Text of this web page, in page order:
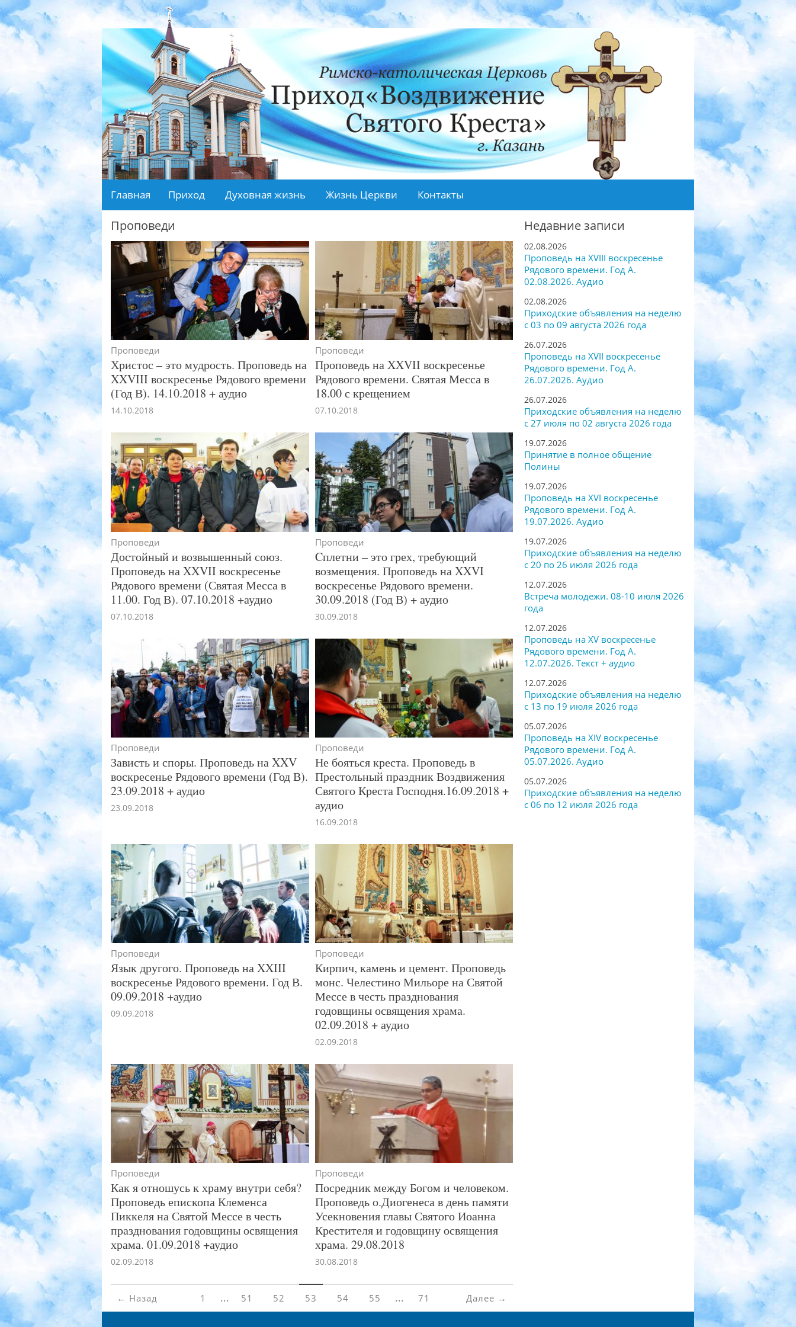
Главная Приход Духовная жизнь Жизнь Церкви Контакты
Проповеди
Проповеди
Христос – это мудрость. Проповедь на
XXVIII воскресенье Рядового времени
(Год В). 14.10.2018 + аудио
14.10.2018
Проповеди
Проповедь на XXVII воскресенье
Рядового времени. Святая Месса в
18.00 с крещением
07.10.2018
Проповеди
Достойный и возвышенный союз.
Проповедь на XXVII воскресенье
Рядового времени (Святая Месса в
11.00. Год В). 07.10.2018 +аудио
07.10.2018
Проповеди
Cплетни – это грех, требующий
возмещения. Проповедь на XXVI
воскресенье Рядового времени.
30.09.2018 (Год В) + аудио
30.09.2018
Проповеди
Зависть и споры. Проповедь на XXV
воскресенье Рядового времени (Год В).
23.09.2018 + аудио
23.09.2018
Проповеди
Не бояться креста. Проповедь в
Престольный праздник Воздвижения
Святого Креста Господня.16.09.2018 +
аудио
16.09.2018
Проповеди
Язык другого. Проповедь на XXIII
воскресенье Рядового времени. Год В.
09.09.2018 +аудио
09.09.2018
Проповеди
Кирпич, камень и цемент. Проповедь
монс. Челестино Мильоре на Святой
Мессе в честь празднования
годовщины освящения храма.
02.09.2018 + аудио
02.09.2018
Проповеди
Как я отношусь к храму внутри себя?
Проповедь епископа Клеменса
Пиккеля на Святой Мессе в честь
празднования годовщины освящения
храма. 01.09.2018 +аудио
02.09.2018
Проповеди
Посредник между Богом и человеком.
Проповедь о.Диогенеса в день памяти
Усекновения главы Святого Иоанна
Крестителя и годовщину освящения
храма. 29.08.2018
30.08.2018
← Назад 1 ... 51 52 53 54 55 ... 71 Далее →
Недавние записи
02.08.2026
Проповедь на XVIII воскресенье
Рядового времени. Год А.
02.08.2026. Аудио
02.08.2026
Приходские объявления на неделю
с 03 по 09 августа 2026 года
26.07.2026
Проповедь на XVII воскресенье
Рядового времени. Год А.
26.07.2026. Аудио
26.07.2026
Приходские объявления на неделю
с 27 июля по 02 августа 2026 года
19.07.2026
Принятие в полное общение
Полины
19.07.2026
Проповедь на XVI воскресенье
Рядового времени. Год А.
19.07.2026. Аудио
19.07.2026
Приходские объявления на неделю
с 20 по 26 июля 2026 года
12.07.2026
Встреча молодежи. 08-10 июля 2026
года
12.07.2026
Проповедь на XV воскресенье
Рядового времени. Год А.
12.07.2026. Текст + аудио
12.07.2026
Приходские объявления на неделю
с 13 по 19 июля 2026 года
05.07.2026
Проповедь на XIV воскресенье
Рядового времени. Год А.
05.07.2026. Аудио
05.07.2026
Приходские объявления на неделю
с 06 по 12 июля 2026 года